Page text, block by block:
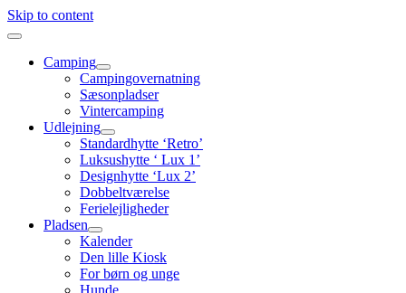
Skip to content
Camping
Campingovernatning
Sæsonpladser
Vintercamping
Udlejning
Standardhytte ‘Retro’
Luksushytte ‘ Lux 1’
Designhytte ‘Lux 2’
Dobbeltværelse
Ferielejligheder
Pladsen
Kalender
Den lille Kiosk
For børn og unge
Hunde